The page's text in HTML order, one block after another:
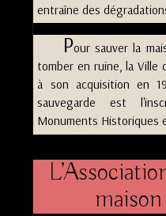
entraîne des
Pour sauver la
tomber en ruine, la Ville
à son acquisition en
sauvegarde est
Monuments Historiques